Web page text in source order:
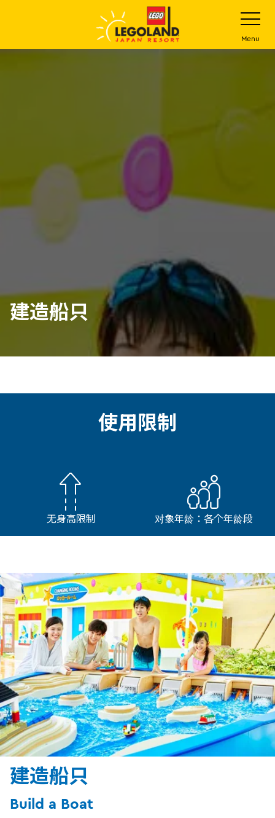
主
打
开
网
站
菜
单
Menu
建造船只
使用限制
无身高限制 对象年龄：各个年龄段
建造船只
Build a Boat